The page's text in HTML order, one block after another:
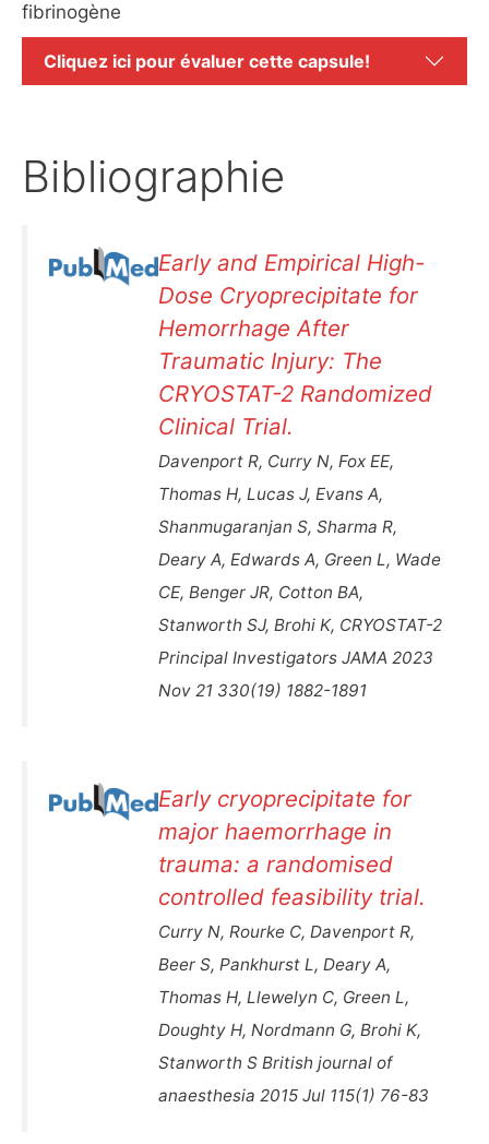
fibrinogène
Cliquez ici pour évaluer cette capsule!
Bibliographie
Early and Empirical High-
Dose Cryoprecipitate for
Hemorrhage After
Traumatic Injury: The
CRYOSTAT-2 Randomized
Clinical Trial.
Davenport R, Curry N, Fox EE,
Thomas H, Lucas J, Evans A,
Shanmugaranjan S, Sharma R,
Deary A, Edwards A, Green L, Wade
CE, Benger JR, Cotton BA,
Stanworth SJ, Brohi K, CRYOSTAT-2
Principal Investigators JAMA 2023
Nov 21 330(19) 1882-1891
Early cryoprecipitate for
major haemorrhage in
trauma: a randomised
controlled feasibility trial.
Curry N, Rourke C, Davenport R,
Beer S, Pankhurst L, Deary A,
Thomas H, Llewelyn C, Green L,
Doughty H, Nordmann G, Brohi K,
Stanworth S British journal of
anaesthesia 2015 Jul 115(1) 76-83